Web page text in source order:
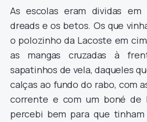
As escolas eram dividas em
dreads e os betos. Os que
o polozinho da Lacoste em
as mangas cruzadas à
sapatinhos de vela, daqueles
calças ao fundo do rabo, com
corrente e com um boné de
percebi bem para que